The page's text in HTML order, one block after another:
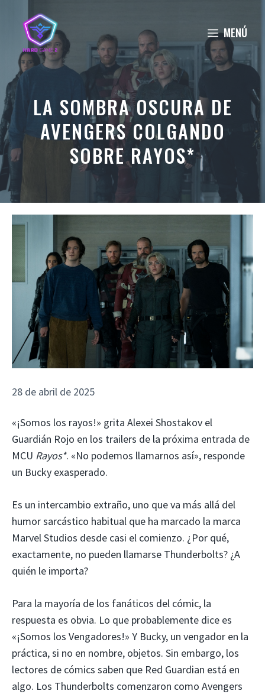
contenido
MENÚ
LA SOMBRA OSCURA DE
AVENGERS COLGANDO
SOBRE RAYOS*
28 de abril de 2025
«¡Somos los rayos!» grita Alexei Shostakov el
Guardián Rojo en los trailers de la próxima entrada de
MCU Rayos*. «No podemos llamarnos así», responde
un Bucky exasperado.
Es un intercambio extraño, uno que va más allá del
humor sarcástico habitual que ha marcado la marca
Marvel Studios desde casi el comienzo. ¿Por qué,
exactamente, no pueden llamarse Thunderbolts? ¿A
quién le importa?
Para la mayoría de los fanáticos del cómic, la
respuesta es obvia. Lo que probablemente dice es
«¡Somos los Vengadores!» Y Bucky, un vengador en la
práctica, si no en nombre, objetos. Sin embargo, los
lectores de cómics saben que Red Guardian está en
algo. Los Thunderbolts comenzaron como Avengers